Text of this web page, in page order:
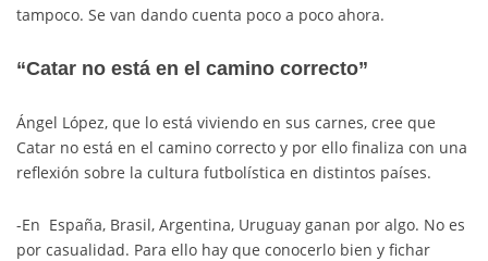
tampoco. Se van dando cuenta poco a poco ahora.
“Catar no está en el camino correcto”
Ángel López, que lo está viviendo en sus carnes, cree que
Catar no está en el camino correcto y por ello finaliza con una
reflexión sobre la cultura futbolística en distintos países.
-En España, Brasil, Argentina, Uruguay ganan por algo. No es
por casualidad. Para ello hay que conocerlo bien y fichar